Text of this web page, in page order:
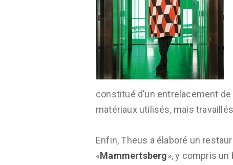
constitué d’un entrelacement
matériaux utilisés, mais
Enfin, Theus a élaboré un
«Mammertsberg», y compris